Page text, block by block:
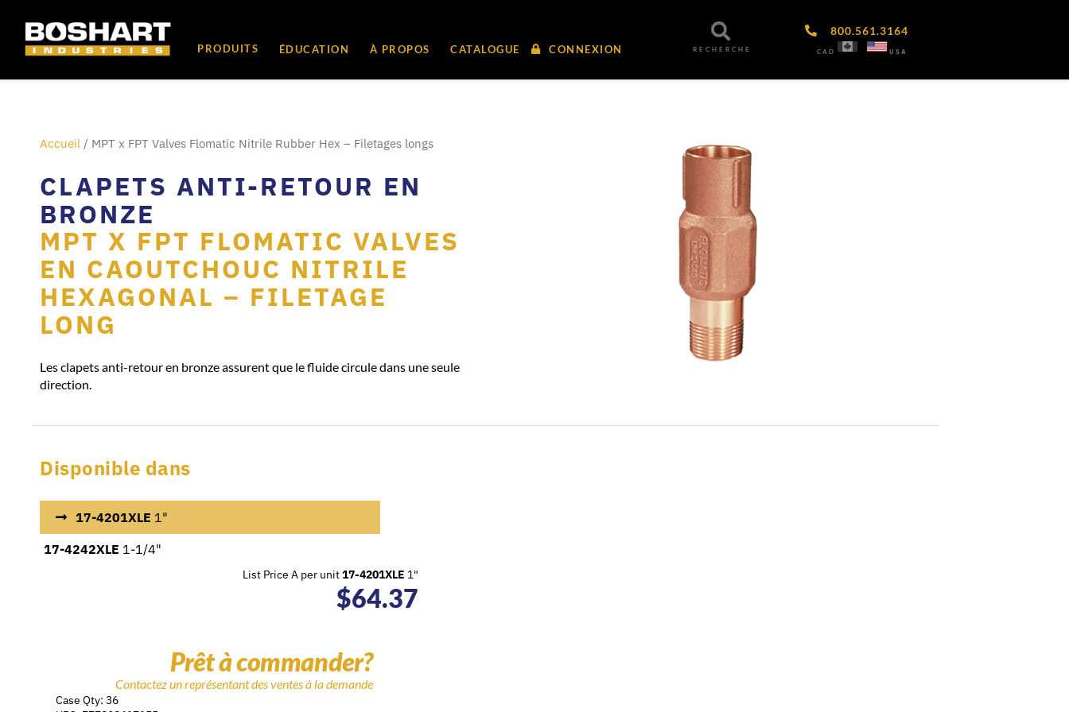
PRODUITS ÉDUCATION À PROPOS CATALOGUE CONNEXION RECHERCHE
800.561.3164
CAD USA
Accueil / MPT x FPT Valves Flomatic Nitrile Rubber Hex – Filetages longs
CLAPETS ANTI-RETOUR EN
BRONZE
MPT X FPT FLOMATIC VALVES
EN CAOUTCHOUC NITRILE
HEXAGONAL – FILETAGE
LONG
Les clapets anti-retour en bronze assurent que le fluide circule dans une seule
direction.
Disponible dans
17-4201XLE 1"
17-4242XLE 1-1/4"
List Price A per unit17-4201XLE 1"
$64.37
Prêt à commander?
Contactez un représentant des ventes à la demande
Case Qty: 36